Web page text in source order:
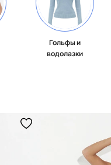
Гольфы и
водолазки